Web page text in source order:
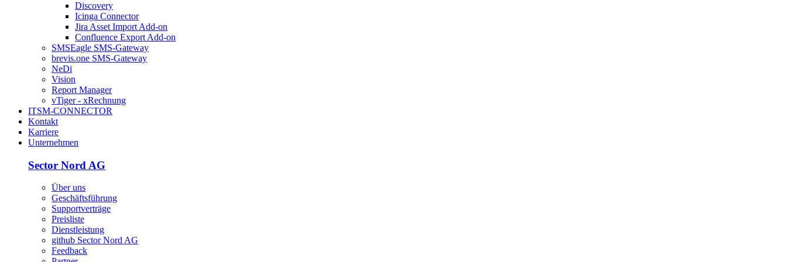
Discovery
Icinga Connector
Jira Asset Import Add-on
Confluence Export Add-on
SMSEagle SMS-Gateway
brevis.one SMS-Gateway
NeDi
Vision
Report Manager
vTiger - xRechnung
ITSM-CONNECTOR
Kontakt
Karriere
Unternehmen
Sector Nord AG
Über uns
Geschäftsführung
Supportverträge
Preisliste
Dienstleistung
github Sector Nord AG
Feedback